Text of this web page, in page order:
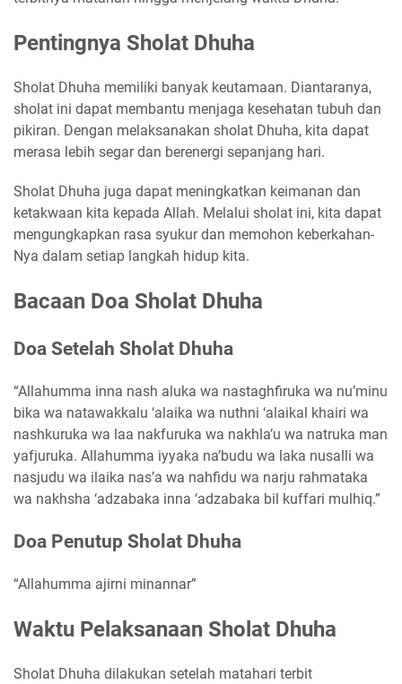
Pentingnya Sholat Dhuha
Sholat Dhuha memiliki banyak keutamaan. Diantaranya,
sholat ini dapat membantu menjaga kesehatan tubuh dan
pikiran. Dengan melaksanakan sholat Dhuha, kita dapat
merasa lebih segar dan berenergi sepanjang hari.
Sholat Dhuha juga dapat meningkatkan keimanan dan
ketakwaan kita kepada Allah. Melalui sholat ini, kita dapat
mengungkapkan rasa syukur dan memohon keberkahan-
Nya dalam setiap langkah hidup kita.
Bacaan Doa Sholat Dhuha
Doa Setelah Sholat Dhuha
“Allahumma inna nash aluka wa nastaghfiruka wa nu’minu
bika wa natawakkalu ‘alaika wa nuthni ‘alaikal khairi wa
nashkuruka wa laa nakfuruka wa nakhla’u wa natruka man
yafjuruka. Allahumma iyyaka na’budu wa laka nusalli wa
nasjudu wa ilaika nas’a wa nahfidu wa narju rahmataka
wa nakhsha ‘adzabaka inna ‘adzabaka bil kuffari mulhiq.”
Doa Penutup Sholat Dhuha
“Allahumma ajirni minannar”
Waktu Pelaksanaan Sholat Dhuha
Sholat Dhuha dilakukan setelah matahari terbit